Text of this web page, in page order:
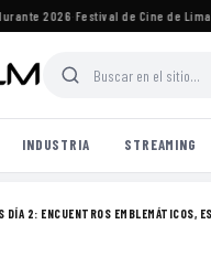
2026·Festival de Cine de Lima
INDUSTRIA STREAMING
DÍA 2: ENCUENTROS EMBLEMÁTICOS,